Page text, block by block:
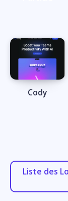
Cody
Liste des